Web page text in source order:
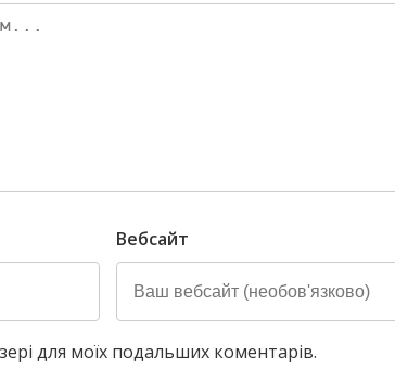
Вебсайт
для моїх подальших коментарів.